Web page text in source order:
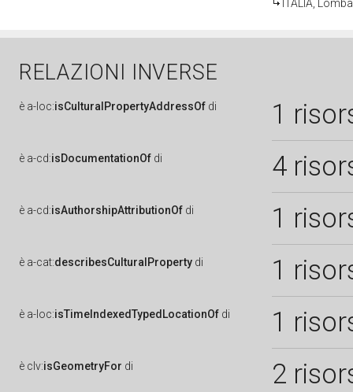
ITALIA,
RELAZIONI INVERSE
è a-loc:isCulturalPropertyAddressOf di 1
è a-cd:isDocumentationOf di 4
è a-cd:isAuthorshipAttributionOf di 1
è a-cat:describesCulturalProperty di 1
è a-loc:isTimeIndexedTypedLocationOf di 1
è clv:isGeometryFor di 2